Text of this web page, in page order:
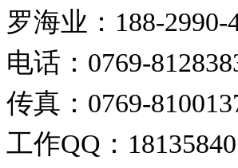
罗海业：188-2990-
电话：0769-
传真：0769-
工作QQ：